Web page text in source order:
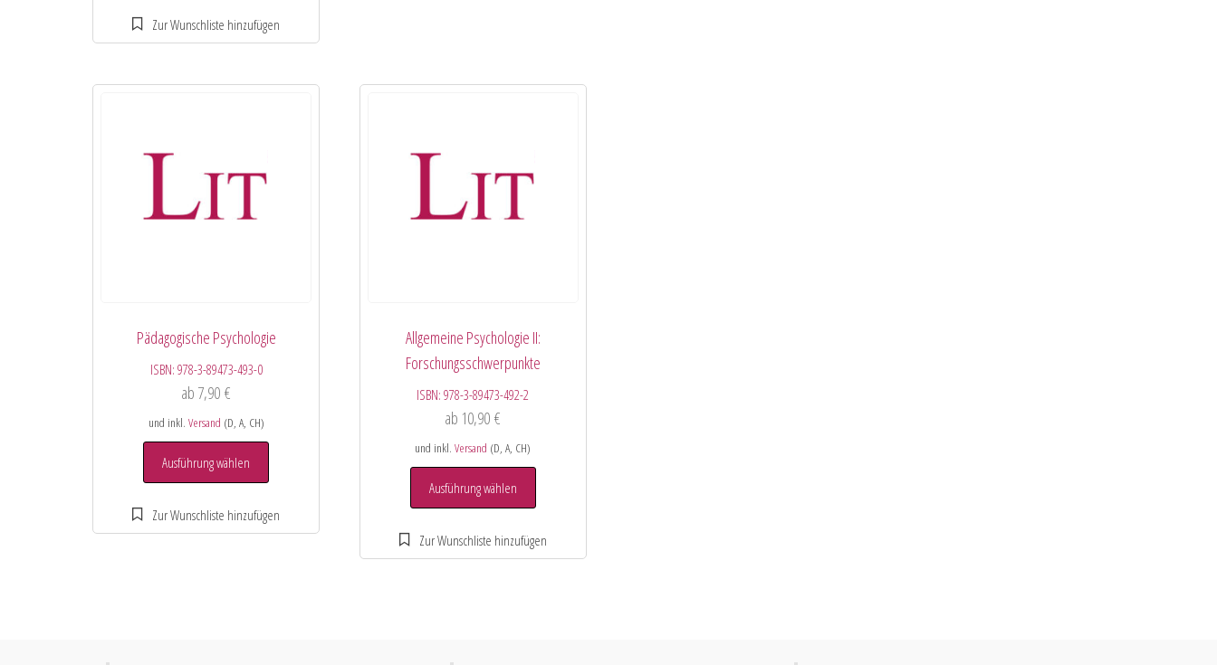
Pädagogische Psychologie
ISBN: 978-3-89473-493-0
ab 7,90€
und inkl. Versand (D, A, CH)
Ausführung wählen
Allgemeine Psychologie II:
Forschungsschwerpunkte
ISBN:978-3-89473-492-2
ab 10,90€
und inkl.Versand (D, A, CH)
Ausführung wählen